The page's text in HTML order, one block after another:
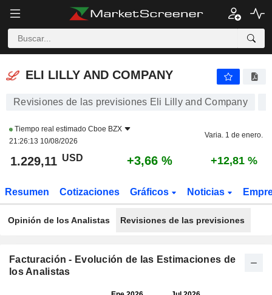
ELI LILLY AND COMPANY
ELI LILLY AND COMPANY
Revisiones de las previsiones Eli Lilly and Company
Tiempo real estimado Cboe BZX
21:26:13 10/08/2026
Varia. 1 de enero.
1.229,11 USD +3,66 % +12,81 %
Resumen Cotizaciones Gráficos Noticias
Opinión de los Analistas Revisiones de las previsiones
Facturación - Evolución de las Estimaciones de
los Analistas